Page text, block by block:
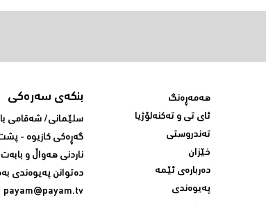
هەمەڕەنگ
ئای تی و تەکنەلۆژیا
تەندروستی
خێزان
دەربارەی ئێمە
پەیوەندی
بنکەی سەرەکی
سلێمانی/ شه‌قامی
گه‌ڕه‌کی کازیوه‌ -
ناردنی‌ هه‌واڵ و
ده‌توانن په‌یوه‌ندی‌
payam@payam.tv